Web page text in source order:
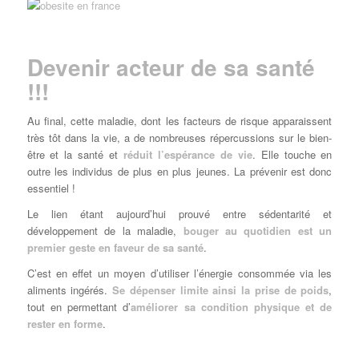
Devenir acteur de sa santé
!!!
Au final, cette maladie, dont les facteurs de risque apparaissent
très tôt dans la vie, a de nombreuses répercussions sur le bien-
être et la santé et réduit l’espérance de vie. Elle touche en
outre les individus de plus en plus jeunes. La prévenir est donc
essentiel !
Le lien étant aujourd’hui prouvé entre sédentarité et
développement de la maladie, bouger au quotidien est un
premier geste en faveur de sa santé.
C’est en effet un moyen d’utiliser l’énergie consommée via les
aliments ingérés.Se dépenser limite ainsi la prise de poids,
tout en permettant d’améliorer sa condition physique et de
rester en forme.